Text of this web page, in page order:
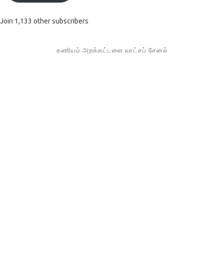
Join 1,133 other subscribers
கணியம் அறக்கட்டளை வாட்சப் சேனல்